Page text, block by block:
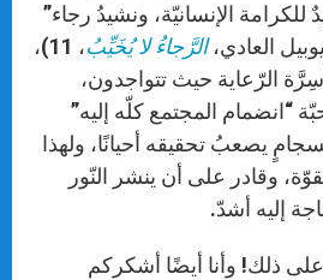
للكرامة الإنسانيّة، ونشيدُ رجاء”
العادي،الرَّجاءُ لا يُخَيِّبُ
، 11)،
الرّعاية حيث تتواجدون،
“انضمام المجتمع كلّه إليه”
يصعبُ تحقيقه أحيانًا، ولهذا
وقادر على أن ينشر النّور
إليه أشدّ.
ذلك! وأنا أيضًا أشكركم